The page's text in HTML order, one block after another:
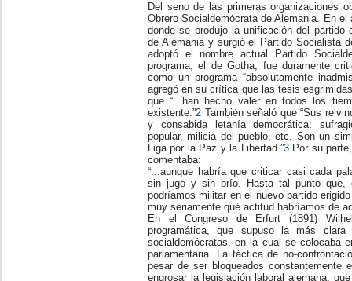
Del seno de las primeras organizaciones
Obrero Socialdemócrata de Alemania. En
donde se produjo la unificación del partido
de Alemania y surgió el Partido Socialista
adoptó el nombre actual Partido
programa, el de Gotha, fue duramente
como un programa “absolutamente
agregó en su crítica que las tesis
que “...han hecho valer en todos los
existente.”2 También señaló que “Sus
y consabida letanía democrática:
popular, milicia del pueblo, etc. Son un
Liga por la Paz y la Libertad.”3Por su
comentaba:
“...aunque habría que criticar casi cada
sin jugo y sin brío. Hasta tal punto que,
podríamos militar en el nuevo partido
muy seriamente qué actitud habríamos de
En el Congreso de Erfurt (1891)
programática, que supuso la más
socialdemócratas, en la cual se colocaba
parlamentaria. La táctica de no-
pesar de ser bloqueados constantemente
engrosar la legislación laboral alemana,